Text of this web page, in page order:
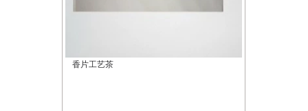
香片工艺茶